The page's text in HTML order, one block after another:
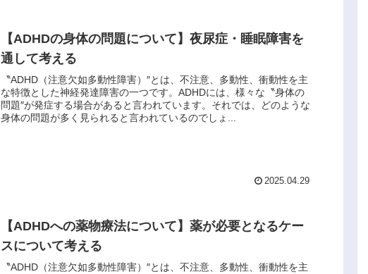
【ADHDの身体の問題について】夜尿症・睡眠障害を
通して考える
〝ADHD（注意欠如多動性障害）″とは、不注意、多動性、衝動性を主
な特徴とした神経発達障害の一つです。ADHDには、様々な〝身体の
問題″が発症する場合があると言われています。それでは、どのような
身体の問題が多く見られると言われているのでしょ...
2025.04.29
【ADHDへの薬物療法について】薬が必要となるケー
スについて考える
〝ADHD（注意欠如多動性障害）″とは、不注意、多動性、衝動性を主